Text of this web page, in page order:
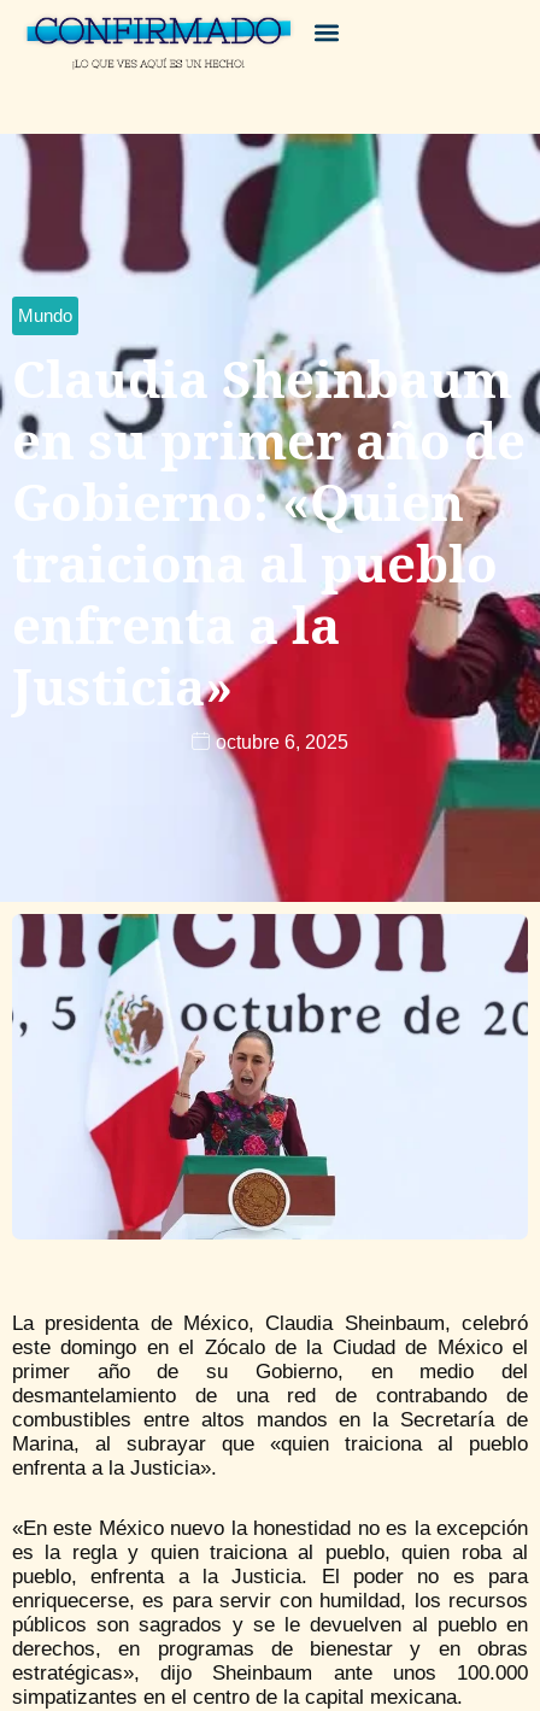
Mundo
Claudia Sheinbaum
en su primer año de
Gobierno: «Quien
traiciona al pueblo
enfrenta a la
Justicia»
octubre 6, 2025
La presidenta de México, Claudia Sheinbaum, celebró
este domingo en el Zócalo de la Ciudad de México el
primer año de su Gobierno, en medio del
desmantelamiento de una red de contrabando de
combustibles entre altos mandos en la Secretaría de
Marina, al subrayar que «quien traiciona al pueblo
enfrenta a la Justicia».
«En este México nuevo la honestidad no es la excepción
es la regla y quien traiciona al pueblo, quien roba al
pueblo, enfrenta a la Justicia. El poder no es para
enriquecerse, es para servir con humildad, los recursos
públicos son sagrados y se le devuelven al pueblo en
derechos, en programas de bienestar y en obras
estratégicas», dijo Sheinbaum ante unos 100.000
simpatizantes en el centro de la capital mexicana.